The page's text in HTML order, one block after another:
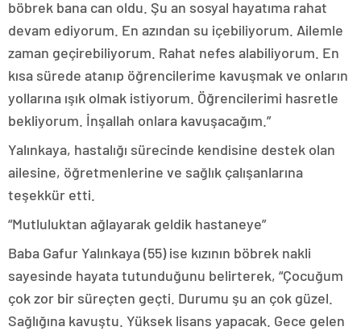
böbrek bana can oldu. Şu an sosyal hayatıma rahat
devam ediyorum. En azından su içebiliyorum. Ailemle
zaman geçirebiliyorum. Rahat nefes alabiliyorum. En
kısa sürede atanıp öğrencilerime kavuşmak ve onların
yollarına ışık olmak istiyorum. Öğrencilerimi hasretle
bekliyorum. İnşallah onlara kavuşacağım.”
Yalınkaya, hastalığı sürecinde kendisine destek olan
ailesine, öğretmenlerine ve sağlık çalışanlarına
teşekkür etti.
“Mutluluktan ağlayarak geldik hastaneye”
Baba Gafur Yalınkaya (55) ise kızının böbrek nakli
sayesinde hayata tutunduğunu belirterek, “Çocuğum
çok zor bir süreçten geçti. Durumu şu an çok güzel.
Sağlığına kavuştu. Yüksek lisans yapacak. Gece gelen